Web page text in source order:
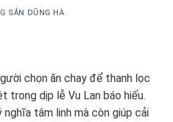
SẢN DŨNG HÀ
chọn ăn chay để thanh lọc
trong dịp lễ Vu Lan báo hiếu.
tâm linh mà còn giúp cải